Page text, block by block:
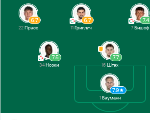
7.9
1Бауманн
7.5
34Нсоки
7.7
16Штах
6.7
22Прасс
6.7
11Гриллич
7.4
7Бишоф